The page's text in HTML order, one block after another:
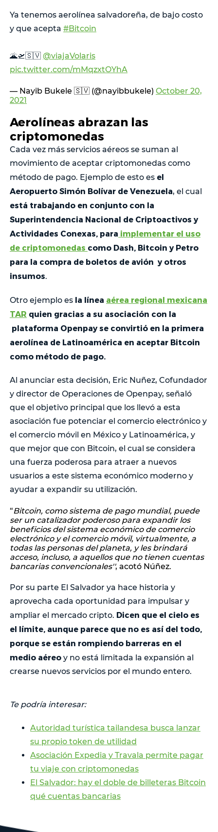
Ya tenemos aerolínea salvadoreña, de bajo costo
y que acepta #Bitcoin
🌋🛫🇸🇻 @viajaVolaris
pic.twitter.com/mMqzxtOYhA
— Nayib Bukele 🇸🇻 (@nayibbukele) October 20,
2021
Aerolíneas abrazan las
criptomonedas
Cada vez más servicios aéreos se suman al
movimiento de aceptar criptomonedas como
método de pago. Ejemplo de esto es el
Aeropuerto Simón Bolívar de Venezuela, el cual
está trabajando en conjunto con la
Superintendencia Nacional de Criptoactivos y
Actividades Conexas, para implementar el uso
de criptomonedas como Dash, Bitcoin y Petro
para la compra de boletos de avión y otros
insumos.
Otro ejemplo es la línea aérea regional mexicana
TAR quien gracias a su asociación con la
plataforma Openpay se convirtió en la primera
aerolínea de Latinoamérica en aceptar Bitcoin
como método de pago.
Al anunciar esta decisión, Eric Nuñez, Cofundador
y director de Operaciones de Openpay, señaló
que el objetivo principal que los llevó a esta
asociación fue potenciar el comercio electrónico y
el comercio móvil en México y Latinoamérica, y
que mejor que con Bitcoin, el cual se considera
una fuerza poderosa para atraer a nuevos
usuarios a este sistema económico moderno y
ayudar a expandir su utilización.
“Bitcoin, como sistema de pago mundial, puede
ser un catalizador poderoso para expandir los
beneficios del sistema económico de comercio
electrónico y el comercio móvil, virtualmente, a
todas las personas del planeta, y les brindará
acceso, incluso, a aquellos que no tienen cuentas
bancarias convencionales'', acotó Núñez.
Por su parte El Salvador ya hace historia y
aprovecha cada oportunidad para impulsar y
ampliar el mercado cripto. Dicen que el cielo es
el límite, aunque parece que no es así del todo,
porque se están rompiendo barreras en el
medio aéreo y no está limitada la expansión al
crearse nuevos servicios por el mundo entero.
Te podría interesar:
Autoridad turística tailandesa busca lanzar
su propio token de utilidad
Asociación Expedia y Travala permite pagar
tu viaje con criptomonedas
El Salvador: hay el doble de billeteras Bitcoin
qué cuentas bancarias